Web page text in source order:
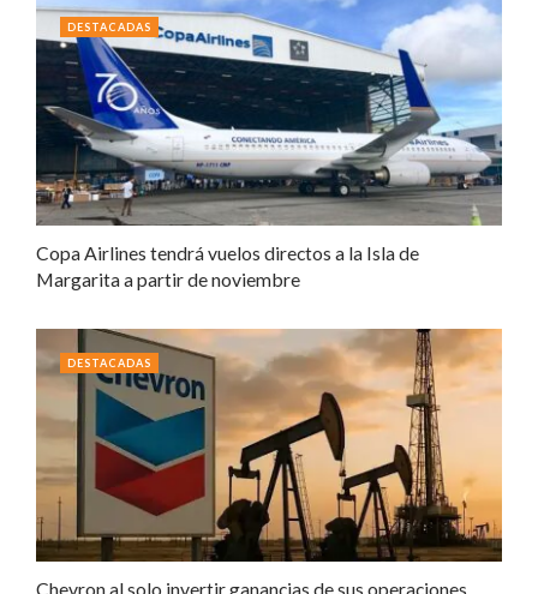
Copa Airlines tendrá vuelos directos a la Isla de
Margarita a partir de noviembre
DESTACADAS
Chevron al solo invertir ganancias de sus operaciones
DESTACADAS